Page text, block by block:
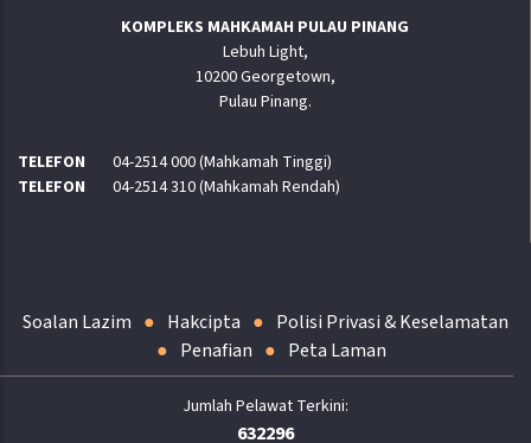
KOMPLEKS MAHKAMAH PULAU PINANG
Lebuh Light,
10200 Georgetown,
Pulau Pinang.
TELEFON
04-2514 000 (Mahkamah Tinggi)
TELEFON
04-2514 310 (Mahkamah Rendah)
Soalan Lazim Hakcipta
Polisi Privasi & Keselamatan
Penafian
Peta Laman
632296